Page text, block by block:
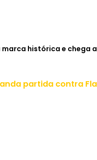
histórica e chega